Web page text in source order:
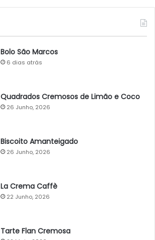
Bolo São Marcos
6 dias atrás
Quadrados Cremosos de Limão e Coco
26 Junho, 2026
Biscoito Amanteigado
26 Junho, 2026
La Crema Caffè
22 Junho, 2026
Tarte Flan Cremosa